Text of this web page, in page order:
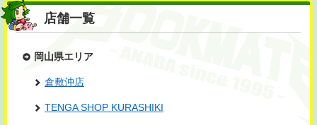
店舗一覧
岡山県エリア
倉敷沖店
TENGA SHOP KURASHIKI